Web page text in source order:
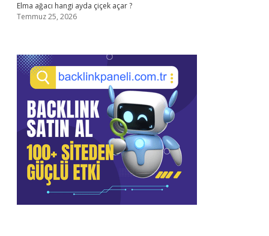
Elma ağacı hangi ayda çiçek açar ?
Temmuz 25, 2026